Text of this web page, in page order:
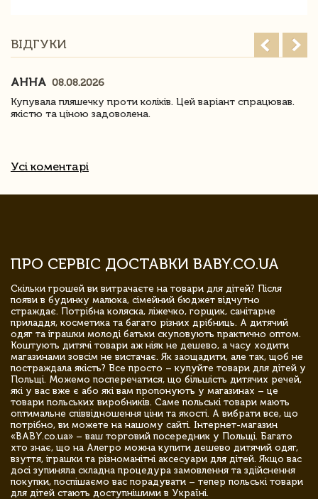
ВІДГУКИ
АННА 08.08.2026
Купувала пляшечку проти коліків. Цей варіант спрацював.
якістю та ціною задоволена.
Усі коментарі
ПРО СЕРВІС ДОСТАВКИ BABY.CO.UA
Скільки грошей ви витрачаєте на товари для дітей? Після
появи в будинку малюка, сімейний бюджет відчутно
страждає. Потрібна коляска, ліжечко, горщик, санітарне
приладдя, косметика та багато різних дрібниць. А дитячий
одяг та іграшки молоді батьки скуповують практично оптом.
Коштують дитячі товари аж ніяк не дешево, а часу ходити
магазинами зовсім не вистачає. Як заощадити, але так, щоб не
постраждала якість? Все просто – купуйте товари для дітей у
Польщі. Можемо посперечатися, що більшість дитячих речей,
які у вас вже є або які вам пропонують у магазинах – це
товари польських виробників. Саме польські товари мають
оптимальне співвідношення ціни та якості. А вибрати все, що
потрібно, ви можете на нашому сайті. Інтернет-магазин
«BABY.co.ua» – ваш торговий посередник у Польщі. Багато
хто знає, що на Алегро можна купити дешево дитячий одяг,
взуття, іграшки та різноманітні аксесуари для дітей. Якщо вас
досі зупиняла складна процедура замовлення та здійснення
покупки, поспішаємо вас порадувати – тепер польські товари
для дітей стають доступнішими в Україні.